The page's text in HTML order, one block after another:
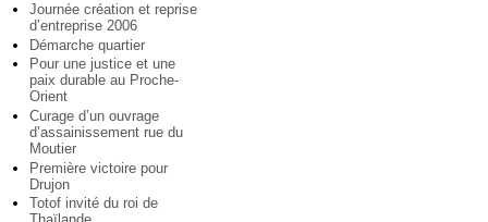
Journée création et reprise
d’entreprise 2006
Démarche quartier
Pour une justice et une
paix durable au Proche-
Orient
Curage d’un ouvrage
d’assainissement rue du
Moutier
Première victoire pour
Drujon
Totof invité du roi de